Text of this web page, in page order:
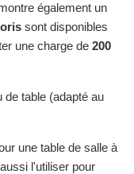
également un
sont disponibles
une charge de 200
de table (adapté au
une table de salle à
l'utiliser pour